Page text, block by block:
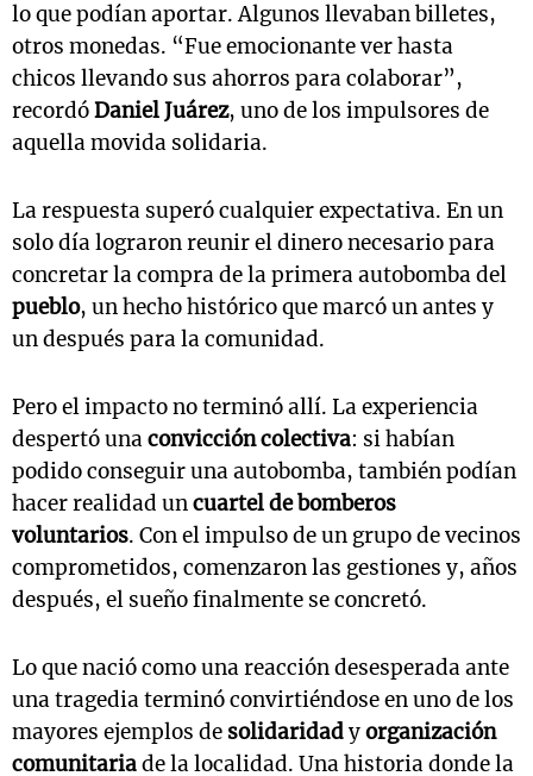
lo que podían aportar. Algunos llevaban billetes,
otros monedas. “Fue emocionante ver hasta
chicos llevando sus ahorros para colaborar”,
recordóDaniel Juárez, uno de los impulsores de
aquella movida solidaria.
La respuesta superó cualquier expectativa. En un
solo día lograron reunir el dinero necesario para
concretar la compra de la primera autobomba del
pueblo, un hecho histórico que marcó un antes y
un después para la comunidad.
Pero el impacto no terminó allí. La experiencia
despertó unaconvicción colectiva: si habían
podido conseguir una autobomba, también podían
hacer realidad uncuartel de bomberos
voluntarios. Con el impulso de un grupo de vecinos
comprometidos, comenzaron las gestiones y, años
después, el sueño finalmente se concretó.
Lo que nació como una reacción desesperada ante
una tragedia terminó convirtiéndose en uno de los
mayores ejemplos de solidaridadyorganización
comunitariade la localidad. Una historia donde la